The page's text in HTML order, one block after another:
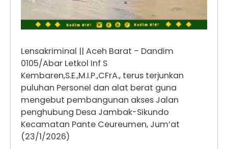
Lensakriminal || Aceh Barat – Dandim
0105/Abar Letkol Inf S
Kembaren,S.E.,M.I.P.,CFrA., terus terjunkan
puluhan Personel dan alat berat guna
mengebut pembangunan akses Jalan
penghubung Desa Jambak-Sikundo
Kecamatan Pante Ceureumen, Jum’at
(23/1/2026)